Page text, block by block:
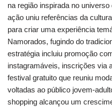
na região inspirada no
ação uniu referências da
para criar uma experiência
Namorados, fugindo do
estratégia incluiu promoção
instagramáveis, inscrições via
festival gratuito que reuniu
voltadas ao público jovem-
shopping alcançou um